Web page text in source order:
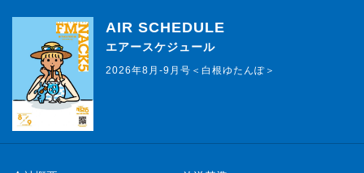
AIR SCHEDULE
エアースケジュール
2026年8月-9月号＜白根ゆたんぽ＞